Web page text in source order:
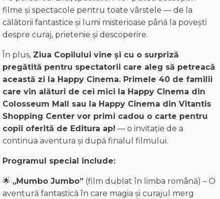
filme și spectacole pentru toate vârstele — de la
călătorii fantastice și lumi misterioase până la povești
despre curaj, prietenie și descoperire.
În plus, Ziua Copilului vine și cu o surpriză
pregătită pentru spectatorii care aleg să petreacă
această zi la Happy Cinema. Primele 40 de familii
care vin alături de cei mici la Happy Cinema din
Colosseum Mall sau la Happy Cinema din Vitantis
Shopping Center vor primi cadou o carte pentru
copii oferită de Editura ap! — o invitație de a
continua aventura și după finalul filmului.
Programul special include:
🌟 „Mumbo Jumbo” (film dublat în limba română) – O
aventură fantastică în care magia și curajul merg